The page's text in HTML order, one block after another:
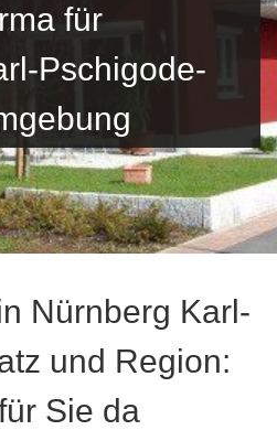
für
Pschigode-
Nürnberg Karl-
und Region:
Sie da